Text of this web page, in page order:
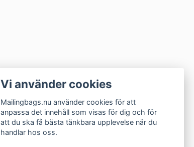
Vi använder cookies
Mailingbags.nu använder cookies för att
anpassa det innehåll som visas för dig och för
att du ska få bästa tänkbara upplevelse när du
handlar hos oss.